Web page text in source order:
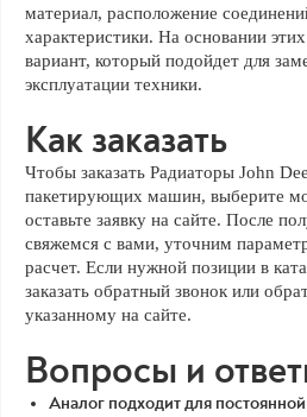
материал, расположение
характеристики. На основании
вариант, который подойдет для
эксплуатации техники.
Как заказать
Чтобы заказать Радиаторы John
пакетирующих машин, выберите
оставьте заявку на сайте. После
свяжемся с вами, уточним
расчет. Если нужной позиции в
заказать обратный звонок или
указанному на сайте.
Вопросы и
Аналог подходит для